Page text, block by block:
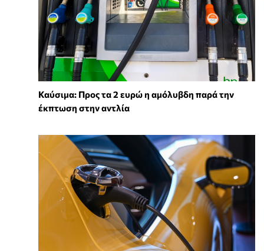
Καύσιμα: Προς τα 2 ευρώ η αμόλυβδη παρά την
έκπτωση στην αντλία